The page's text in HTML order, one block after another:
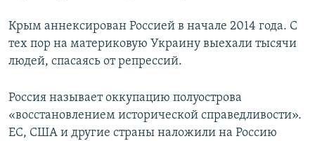
Крым аннексирован Россией в начале 2014 года. С
тех пор на материковую Украину выехали тысячи
людей, спасаясь от репрессий.
Россия называет оккупацию полуострова
«восстановлением исторической справедливости».
ЕС, США и другие страны наложили на Россию